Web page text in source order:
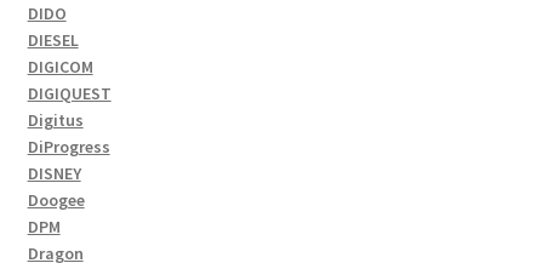
DIDO
DIESEL
DIGICOM
DIGIQUEST
Digitus
DiProgress
DISNEY
Doogee
DPM
Dragon